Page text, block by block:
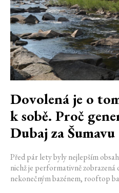
Dovolená je o
k sobě. Proč
Dubaj za Šumavu
Před pár lety byly nejlepším
nichž je performativně
nekonečným bazénem, rooftop